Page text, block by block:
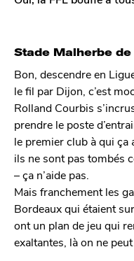
Stade Malherbe
Bon, descendre en
le fil par Dijon, c’est
Rolland Courbis
prendre le poste
le premier club à qui ça
ils ne sont pas tombés
– ça n’aide pas.
Mais franchement les
Bordeaux qui étaient
ont un plan de jeu qui
exaltantes, là on ne